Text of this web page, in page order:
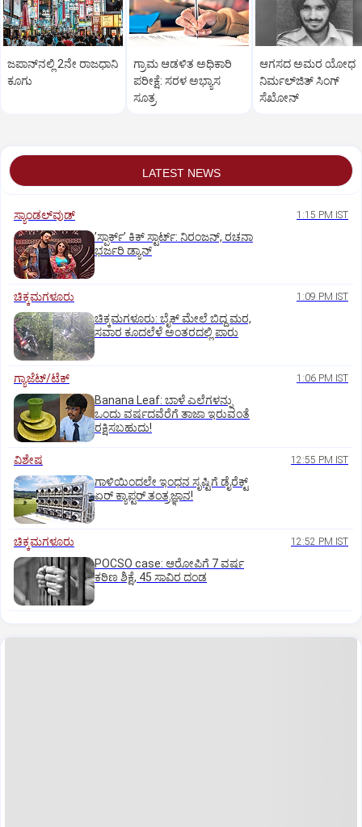
ಜಪಾನ್‌ನಲ್ಲಿ 2ನೇ ರಾಜಧಾನಿ
ಕೂಗು
ಗ್ರಾಮ ಆಡಳಿತ ಅಧಿಕಾರಿ
ಪರೀಕ್ಷೆ: ಸರಳ ಅಭ್ಯಾಸ
ಸೂತ್ರ
ಆಗಸದ ಅಮರ ಯೋಧ
ನಿರ್ಮಲ್‌ಜಿತ್‌ ಸಿಂಗ್‌
ಸೆಖೋನ್‌
LATEST NEWS
ಸ್ಯಾಂಡಲ್‌ವುಡ್‌ 1:15 PM IST
ʼಸ್ಪಾರ್ಕ್ʼ ಕಿಕ್‌ ಸ್ಟಾರ್ಟ್‌: ನಿರಂಜನ್‌, ರಚನಾ
ಭರ್ಜರಿ ಡ್ಯಾನ್‌
ಚಿಕ್ಕಮಗಳೂರು 1:09 PM IST
ಚಿಕ್ಕಮಗಳೂರು: ಬೈಕ್ ಮೇಲೆ ಬಿದ್ದ ಮರ,
ಸವಾರ ಕೂದಲೆಳೆ ಅಂತರದಲ್ಲಿ ಪಾರು
ಗ್ಯಾಜೆಟ್/ಟೆಕ್ 1:06 PM IST
Banana Leaf: ಬಾಳೆ ಎಲೆಗಳನ್ನು
ಒಂದು ವರ್ಷದವೆರೆಗೆ ತಾಜಾ ಇರುವಂತೆ
ರಕ್ಷಿಸಬಹುದು!
ವಿಶೇಷ 12:55 PM IST
ಗಾಳಿಯಿಂದಲೇ ಇಂಧನ ಸೃಷ್ಟಿಗೆ ಡೈರೆಕ್ಟ್
ಏರ್‌ ಕ್ಯಾಪ್ಟರ್ ತಂತ್ರಜ್ಞಾನ!
ಚಿಕ್ಕಮಗಳೂರು 12:52 PM IST
POCSO case: ಆರೋಪಿಗೆ 7 ವರ್ಷ
ಕಠಿಣ ಶಿಕ್ಷೆ, 45 ಸಾವಿರ ದಂಡ